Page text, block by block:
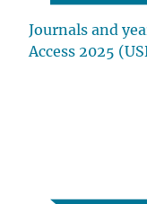
Journals and
Access 2025